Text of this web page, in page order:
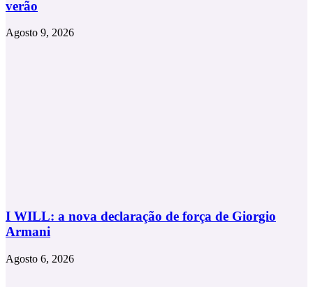
verão
Agosto 9, 2026
I WILL: a nova declaração de força de Giorgio
Armani
Agosto 6, 2026